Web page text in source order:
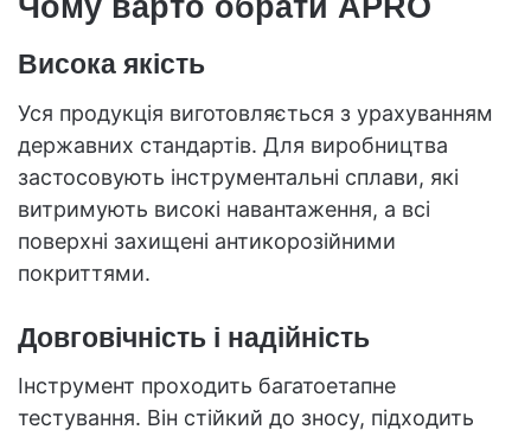
Висока якість
Уся продукція виготовляється з урахуванням
державних стандартів. Для виробництва
застосовують інструментальні сплави, які
витримують високі навантаження, а всі
поверхні захищені антикорозійними
покриттями.
Довговічність і надійність
Інструмент проходить багатоетапне
тестування. Він стійкий до зносу, підходить